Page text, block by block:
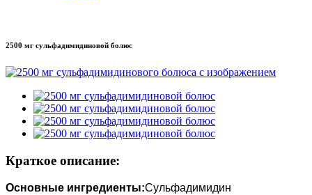
2500 мг сульфадимидиновой болюс
Краткое описание:
Основные ингредиенты:Сульфадимидин